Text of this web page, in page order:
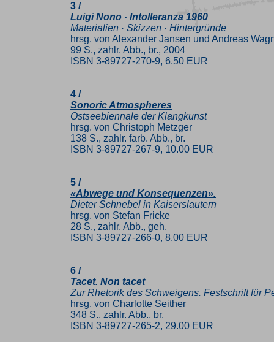
3 /
Luigi Nono · Intolleranza 1960
Materialien · Skizzen · Hintergründe
hrsg. von Alexander Jansen und Andreas
99 S., zahlr. Abb., br., 2004
ISBN 3-89727-270-9, 6.50 EUR
4 /
Sonoric Atmospheres
Ostseebiennale der Klangkunst
hrsg. von Christoph Metzger
138 S., zahlr. farb. Abb., br.
ISBN 3-89727-267-9, 10.00 EUR
5 /
«Abwege und Konsequenzen».
Dieter Schnebel in Kaiserslautern
hrsg. von Stefan Fricke
28 S., zahlr. Abb., geh.
ISBN 3-89727-266-0, 8.00 EUR
6 /
Tacet. Non tacet
Zur Rhetorik des Schweigens. Festschrift für
hrsg. von Charlotte Seither
348 S., zahlr. Abb., br.
ISBN 3-89727-265-2, 29.00 EUR